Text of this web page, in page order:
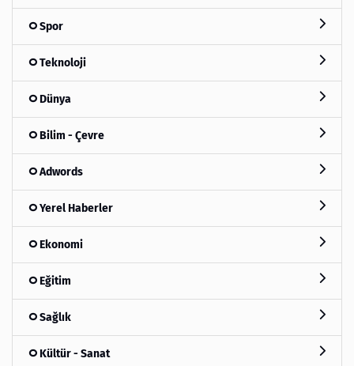
Spor
Teknoloji
Dünya
Bilim - Çevre
Adwords
Yerel Haberler
Ekonomi
Eğitim
Sağlık
Kültür - Sanat